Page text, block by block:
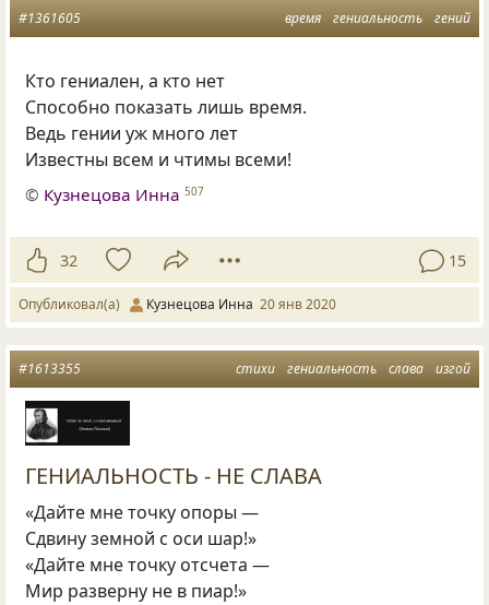
время гениальность гений
#1361605
Кто гениален, а кто нет
Способно показать лишь время.
Ведь гении уж много лет
Известны всем и чтимы всеми!
© Кузнецова Инна 507
32 15
Опубликовал(а) Кузнецова Инна 20 янв 2020
стихи гениальность слава изгой
#1613355
ГЕНИАЛЬНОСТЬ - НЕ СЛАВА
«Дайте мне точку опоры —
Сдвину земной с оси шар!»
«Дайте мне точку отсчета —
Мир разверну не в пиар!»